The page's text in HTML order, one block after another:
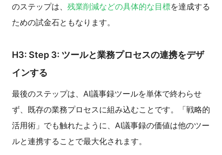
のステップは、 残業削減などの具体的な目標を達成する
ための試金石ともなります。
H3: Step 3: ツールと業務プロセスの連携をデザ
インする
最後のステップは、AI議事録ツールを単体で終わらせ
ず、既存の業務プロセスに組み込むことです。「戦略的
活用術」でも触れたように、AI議事録の価値は他のツー
ルと連携することで最大化されます。